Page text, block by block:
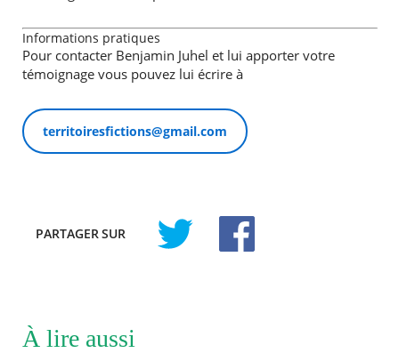
Informations pratiques
Pour contacter Benjamin Juhel et lui apporter votre
témoignage vous pouvez lui écrire à
territoiresfictions@gmail.com
PARTAGERSUR
À lire aussi